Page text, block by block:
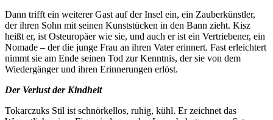
Dann trifft ein weiterer Gast auf der Insel ein, ein Zauberkünstler,
der ihren Sohn mit seinen Kunststücken in den Bann zieht. Kisz
heißt er, ist Osteuropäer wie sie, und auch er ist ein Vertriebener, ein
Nomade – der die junge Frau an ihren Vater erinnert. Fast erleichtert
nimmt sie am Ende seinen Tod zur Kenntnis, der sie von dem
Wiedergänger und ihren Erinnerungen erlöst.
Der Verlust der Kindheit
Tokarczuks Stil ist schnörkellos, ruhig, kühl. Er zeichnet das